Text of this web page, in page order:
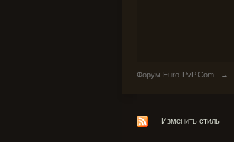
Форум Euro-PvP.Com →
Изменить стиль